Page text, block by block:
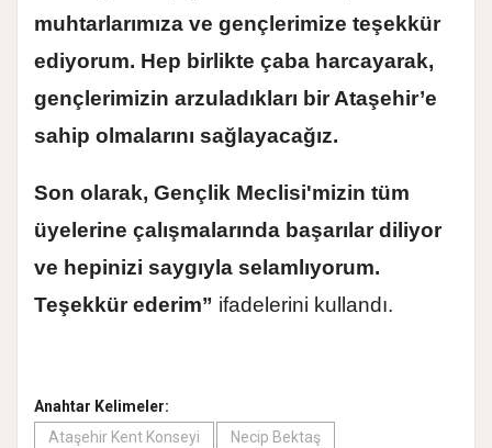
muhtarlarımıza ve gençlerimize teşekkür
ediyorum. Hep birlikte çaba harcayarak,
gençlerimizin arzuladıkları bir Ataşehir’e
sahip olmalarını sağlayacağız.
Son olarak, Gençlik Meclisi'mizin tüm
üyelerine çalışmalarında başarılar diliyor
ve hepinizi saygıyla selamlıyorum.
Teşekkür ederim” ifadelerini kullandı.
Anahtar Kelimeler:
Ataşehir Kent Konseyi
Necip Bektaş